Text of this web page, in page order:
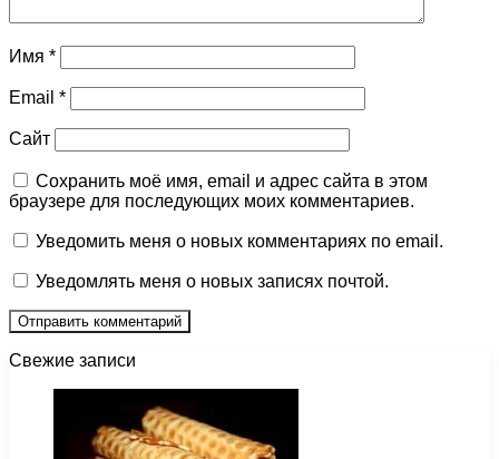
Имя *
Email *
Сайт
Сохранить моё имя, email и адрес сайта в этом
браузере для последующих моих комментариев.
Уведомить меня о новых комментариях по email.
Уведомлять меня о новых записях почтой.
Свежие записи